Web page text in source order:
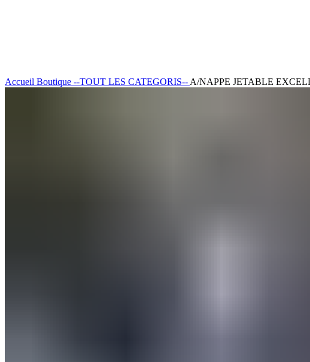
Accueil Boutique --TOUT LES CATEGORIS-- A/NAPPE JETABLE